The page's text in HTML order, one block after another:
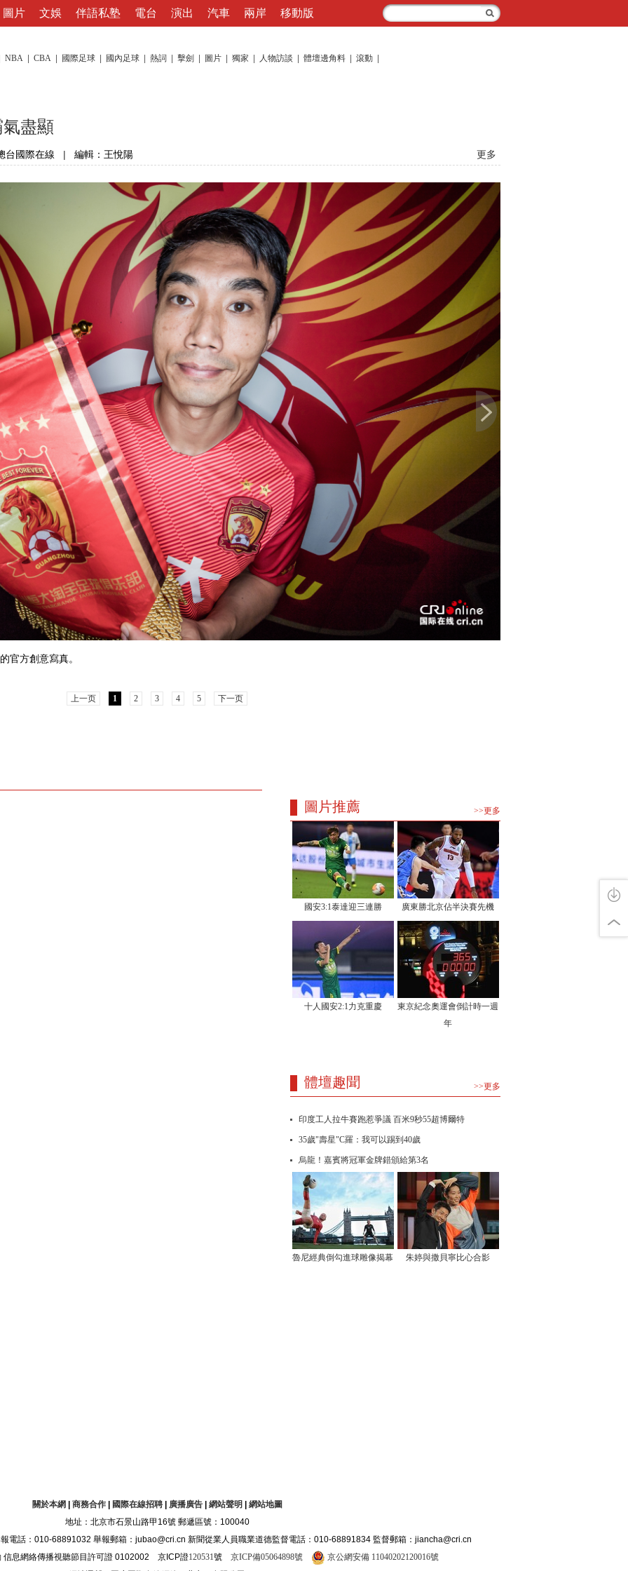
圖片 文娛 伴語私塾 電台 演出 汽車 兩岸 移動版
NBA CBA 國際足球 國內足球 熱詞 擊劍 圖片 獨家 人物訪談 體壇邊角料 滾動
盡顯
台國際在線 | 編輯：王悅陽 更多
方創意寫真。
上一页 1 2 3 4 5 下一页
圖片推薦 >>更多
國安3:1泰達迎三連勝 廣東勝北京佔半決賽先機
十人國安2:1力克重慶
東京紀念奧運會倒計時一週
年
體壇趣聞 >>更多
印度工人拉牛賽跑惹爭議 百米9秒55超博爾特
35歲"壽星"C羅：我可以踢到40歲
烏龍！嘉賓將冠軍金牌錯頒給第3名
魯尼經典倒勾進球雕像揭幕 朱婷與撒貝寧比心合影
關於本網 商務合作| 國際在線招聘| 廣播廣告| 網站聲明
網站地圖
地址：北京市石景山路甲16號 郵遞區號：100040
電話：010-68891032 舉報郵箱：jubao@cri.cn 新聞從業人員職業道德監督電話：010-68891834 監督郵箱：jiancha@cri.cn
信息網絡傳播視聽節目許可證 0102002 京ICP證120531號 京ICP備05064898號
京公網安備 11040202120016號